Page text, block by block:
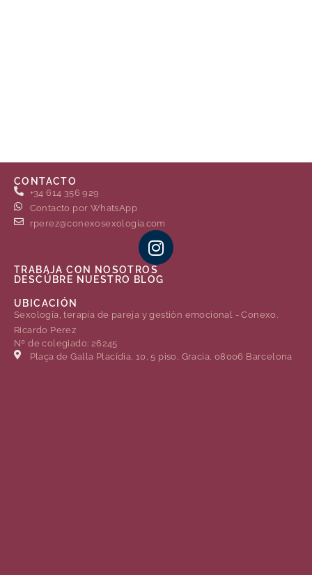
CONTACTO
+34 614 356 929
Contacto por WhatsApp
rperez@conexosexologia.com
TRABAJA CON NOSOTROS
DESCÚBRE NUESTRO BLOG
UBICACIÓN
Sexología, terapia de pareja y gestión emocional - Conexo.
Ricardo Perez
Nº de colegiado: 26245
Plaça de Gal·la Placídia, 10, 5 piso, Gracia, 08006 Barcelona